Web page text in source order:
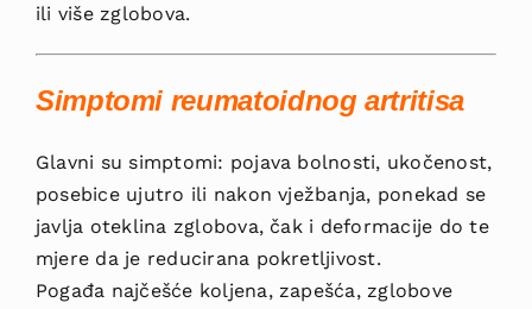
ili više zglobova.
Simptomi reumatoidnog artritisa
Glavni su simptomi: pojava bolnosti, ukočenost,
posebice ujutro ili nakon vježbanja, ponekad se
javlja oteklina zglobova, čak i deformacije do te
mjere da je reducirana pokretljivost.
Pogađa najčešće koljena, zapešća, zglobove